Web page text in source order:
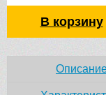
В корзину